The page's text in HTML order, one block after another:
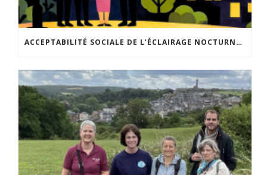
ACCEPTABILITÉ SOCIALE DE L’ÉCLAIRAGE NOCTURNE : LE REPLAY EST DISPONIBLE